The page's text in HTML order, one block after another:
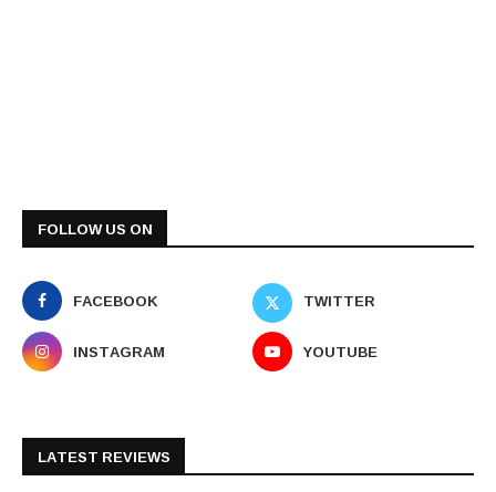
FOLLOW US ON
FACEBOOK
TWITTER
INSTAGRAM
YOUTUBE
LATEST REVIEWS